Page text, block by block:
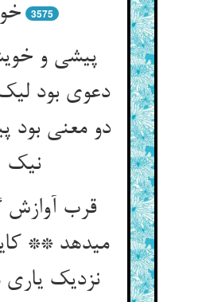
3575
پیشی و
دعوی بود
دو معنی بود
نیک‏
قرب آوازش
می‏دهد **
نزدیک